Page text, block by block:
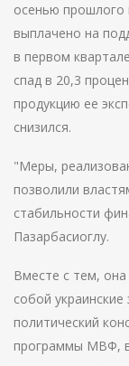
осенью прошлого
выплачено на
в первом
спад в 20,3
продукцию ее
снизился.
"Меры,
позволили
стабильности
Пазарбасиоглу.
Вместе с тем,
собой
политический
программы МВФ,